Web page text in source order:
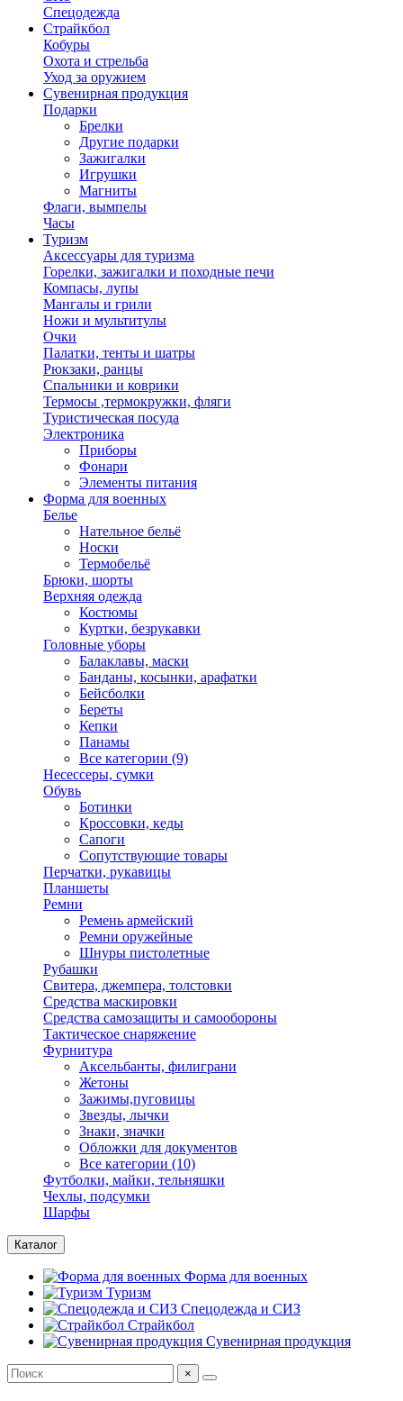
Спецодежда
Страйкбол
Кобуры
Охота и стрельба
Уход за оружием
Сувенирная продукция
Подарки
Брелки
Другие подарки
Зажигалки
Игрушки
Магниты
Флаги, вымпелы
Часы
Туризм
Аксессуары для туризма
Горелки, зажигалки и походные печи
Компасы, лупы
Мангалы и грили
Ножи и мультитулы
Очки
Палатки, тенты и шатры
Рюкзаки, ранцы
Спальники и коврики
Термосы ,термокружки, фляги
Туристическая посуда
Электроника
Приборы
Фонари
Элементы питания
Форма для военных
Белье
Нательное бельё
Носки
Термобельё
Брюки, шорты
Верхняя одежда
Костюмы
Куртки, безрукавки
Головные уборы
Балаклавы, маски
Банданы, косынки, арафатки
Бейсболки
Береты
Кепки
Панамы
Все категории (9)
Несессеры, сумки
Обувь
Ботинки
Кроссовки, кеды
Сапоги
Сопутствующие товары
Перчатки, рукавицы
Планшеты
Ремни
Ремень армейский
Ремни оружейные
Шнуры пистолетные
Рубашки
Свитера, джемпера, толстовки
Средства маскировки
Средства самозащиты и самообороны
Тактическое снаряжение
Фурнитура
Аксельбанты, филиграни
Жетоны
Зажимы,пуговицы
Звезды, лычки
Знаки, значки
Обложки для документов
Все категории (10)
Футболки, майки, тельняшки
Чехлы, подсумки
Шарфы
Каталог
Форма для военных
Туризм
Спецодежда и СИЗ
Страйкбол
Сувенирная продукция
×